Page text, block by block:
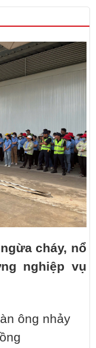
cháy, nổ
nghiệp vụ
ông nhảy